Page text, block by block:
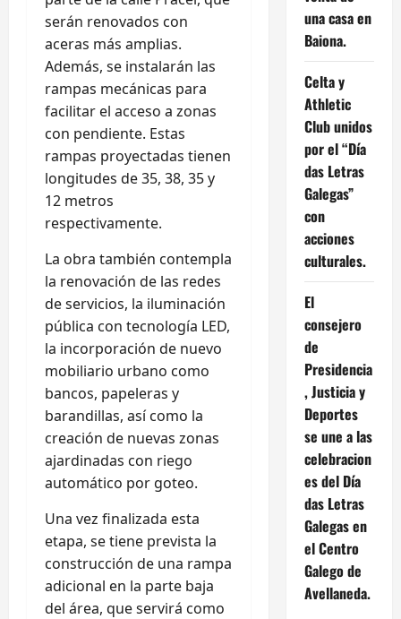
serán renovados con
aceras más amplias.
Además, se instalarán las
rampas mecánicas para
facilitar el acceso a zonas
con pendiente. Estas
rampas proyectadas tienen
longitudes de 35, 38, 35 y
12 metros
respectivamente.
La obra también contempla
la renovación de las redes
de servicios, la iluminación
pública con tecnología LED,
la incorporación de nuevo
mobiliario urbano como
bancos, papeleras y
barandillas, así como la
creación de nuevas zonas
ajardinadas con riego
automático por goteo.
Una vez finalizada esta
etapa, se tiene prevista la
construcción de una rampa
adicional en la parte baja
del área, que servirá como
una casa en
Baiona.
Celta y
Athletic
Club unidos
por el “Día
das Letras
Galegas”
con
acciones
culturales.
El
consejero
de
Presidencia
, Justicia y
Deportes
se une a las
celebracion
es del Día
das Letras
Galegas en
el Centro
Galego de
Avellaneda.